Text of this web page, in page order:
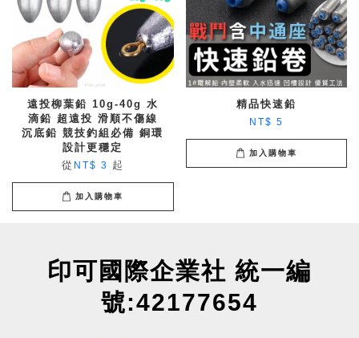
遠投柳葉鉛 10g-40g 水
滴鉛 超遠投 滑順不傷線
沉底鉛 競技釣組必備 銅環
設計更穩定
從 NT$ 3 起
加入購物車
精品快速鉛
NT$ 5
加入購物車
印可國際企業社 統一編
號:42177654